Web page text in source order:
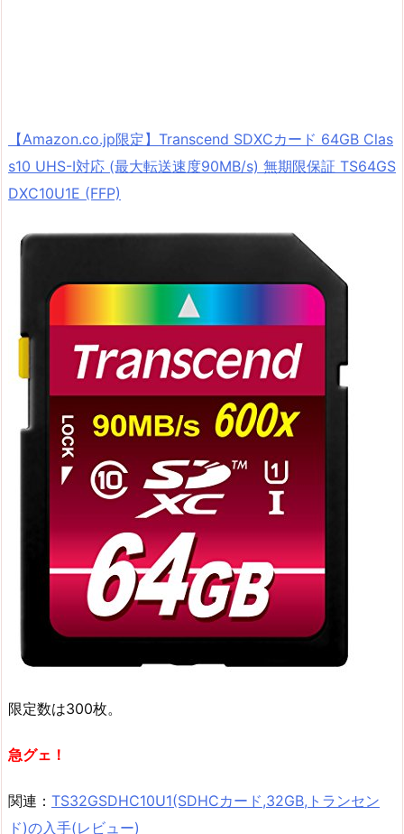
【Amazon.co.jp限定】Transcend SDXCカード 64GB Clas
s10 UHS-I対応 (最大転送速度90MB/s) 無期限保証 TS64GS
DXC10U1E (FFP)
限定数は300枚。
急グェ！
関連： TS32GSDHC10U1(SDHCカード,32GB,トランセン
ド)の入手(レビュー)